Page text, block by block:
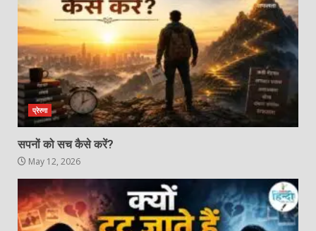
प्रेरणा
सपनों को सच कैसे करें?
May 12, 2026